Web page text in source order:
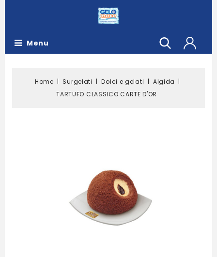
Menu
Home Surgelati Dolci e gelati
Algida
TARTUFO CLASSICO CARTE D'OR